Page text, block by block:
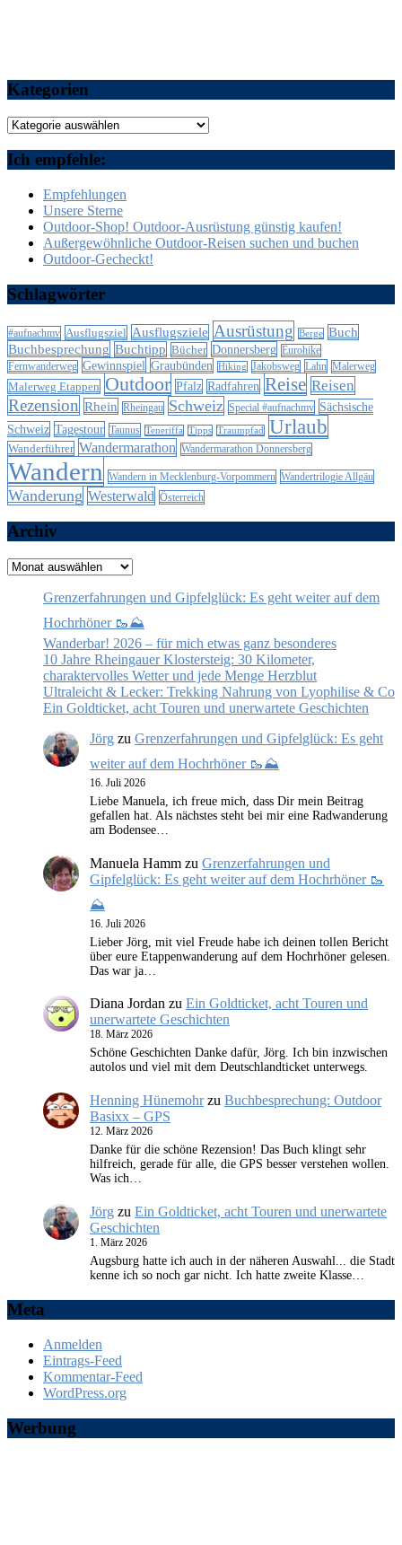
Kategorien
Kategorien
Ich empfehle:
Empfehlungen
Unsere Sterne
Outdoor-Shop! Outdoor-Ausrüstung günstig kaufen!
Außergewöhnliche Outdoor-Reisen suchen und buchen
Outdoor-Gecheckt!
Schlagwörter
#aufnachmv Ausflugsziel Ausflugsziele Ausrüstung Berge Buch
Buchbesprechung Buchtipp Bücher Donnersberg Eurohike
Fernwanderweg Gewinnspiel Graubünden Hiking Jakobsweg Lahn Malerweg
Malerweg Etappen Outdoor Pfalz Radfahren Reise Reisen
Rezension Rhein Rheingau Schweiz Special #aufnachmv Sächsische
Schweiz Tagestour Taunus Teneriffa Tipps Traumpfad Urlaub
Wanderführer Wandermarathon Wandermarathon Donnersberg
Wandern Wandern in Mecklenburg-Vorpommern Wandertrilogie Allgäu
Wanderung Westerwald Österreich
Archiv
Archiv
Grenzerfahrungen und Gipfelglück: Es geht weiter auf dem
Hochrhöner 🥾⛰️
Wanderbar! 2026 – für mich etwas ganz besonderes
10 Jahre Rheingauer Klostersteig: 30 Kilometer,
charaktervolles Wetter und jede Menge Herzblut
Ultraleicht & Lecker: Trekking Nahrung von Lyophilise & Co
Ein Goldticket, acht Touren und unerwartete Geschichten
Jörg zu Grenzerfahrungen und Gipfelglück: Es geht
weiter auf dem Hochrhöner 🥾⛰️
16. Juli 2026
Liebe Manuela, ich freue mich, dass Dir mein Beitrag
gefallen hat. Als nächstes steht bei mir eine Radwanderung
am Bodensee…
Manuela Hamm zu Grenzerfahrungen und
Gipfelglück: Es geht weiter auf dem Hochrhöner 🥾
⛰️
16. Juli 2026
Lieber Jörg, mit viel Freude habe ich deinen tollen Bericht
über eure Etappenwanderung auf dem Hochrhöner gelesen.
Das war ja…
Diana Jordan zu Ein Goldticket, acht Touren und
unerwartete Geschichten
18. März 2026
Schöne Geschichten Danke dafür, Jörg. Ich bin inzwischen
autolos und viel mit dem Deutschlandticket unterwegs.
Henning Hünemohrzu Buchbesprechung: Outdoor
Basixx – GPS
12. März 2026
Danke für die schöne Rezension! Das Buch klingt sehr
hilfreich, gerade für alle, die GPS besser verstehen wollen.
Was ich…
Jörg zu Ein Goldticket, acht Touren und unerwartete
Geschichten
1. März 2026
Augsburg hatte ich auch in der näheren Auswahl... die Stadt
kenne ich so noch gar nicht. Ich hatte zweite Klasse…
Meta
Anmelden
Eintrags-Feed
Kommentar-Feed
WordPress.org
Werbung